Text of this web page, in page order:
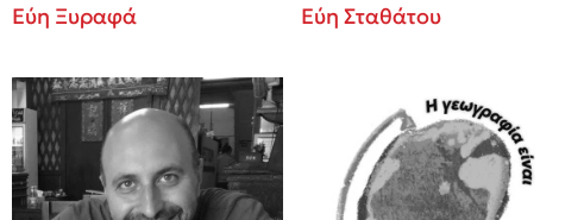
Εύη Ξυραφά Εύη Σταθάτου